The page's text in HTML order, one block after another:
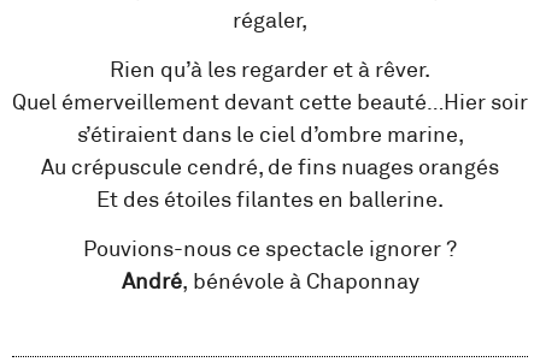
régaler,
Rien qu’à les regarder et à rêver.
Quel émerveillement devant cette beauté…Hier soir
s’étiraient dans le ciel d’ombre marine,
Au crépuscule cendré, de fins nuages orangés
Et des étoiles filantes en ballerine.
Pouvions-nous ce spectacle ignorer ?
André, bénévole à Chaponnay